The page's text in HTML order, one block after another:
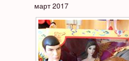
март 2017